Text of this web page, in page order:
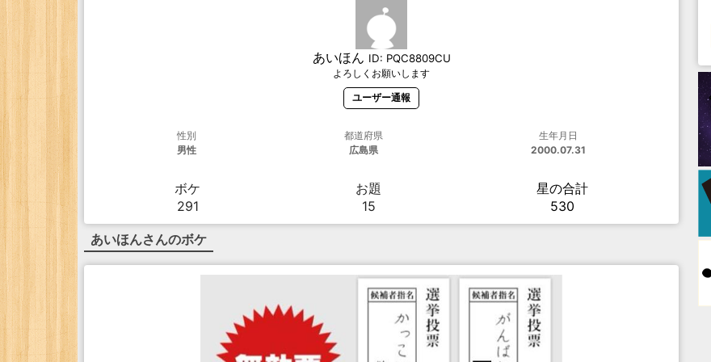
あいほん ID: PQC8809CU
よろしくお願いします
ユーザー通報
性別
男性
都道府県
広島県
生年月日
2000.07.31
ボケ
291
お題
15
星の合計
530
あいほんさんのボケ